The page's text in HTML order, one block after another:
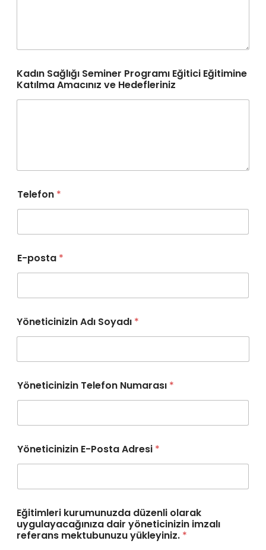
Kadın Sağlığı Seminer Programı Eğitici Eğitimine
Katılma Amacınız ve Hedefleriniz
Telefon *
E-posta *
Yöneticinizin Adı Soyadı *
Yöneticinizin Telefon Numarası *
Yöneticinizin E-Posta Adresi *
Eğitimleri kurumunuzda düzenli olarak
uygulayacağınıza dair yöneticinizin imzalı
referans mektubunuzu yükleyiniz. *